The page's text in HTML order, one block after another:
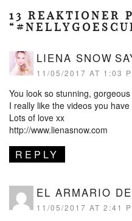
13 REAKTIONER
LIENA SNOW
11/05/2017 AT 1:03
You look so stunning,
I really like the videos you
Lots of love xx
http://www.lienasnow.com
REPLY
EL ARMARIO
11/05/2017 AT 2:41